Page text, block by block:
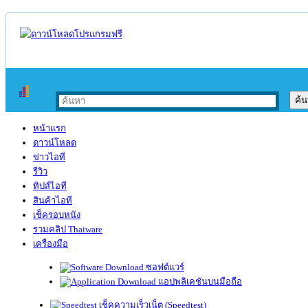
หน้าแรก
ดาวน์โหลด
ข่าวไอที
รีวิว
ทิปส์ไอที
สินค้าไอที
เช็ครอบหนัง
รวมคลิป Thaiware
เครื่องมือ
ซอฟต์แวร์
แอปพลิเคชันบนมือถือ
เช็คความเร็วเน็ต (Speedtest)